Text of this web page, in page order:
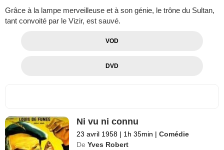
Grâce à la lampe merveilleuse et à son génie, le trône du Sultan,
tant convoité par le Vizir, est sauvé.
VOD
DVD
Ni vu ni connu
23 avril 1958 | 1h 35min | Comédie
De Yves Robert